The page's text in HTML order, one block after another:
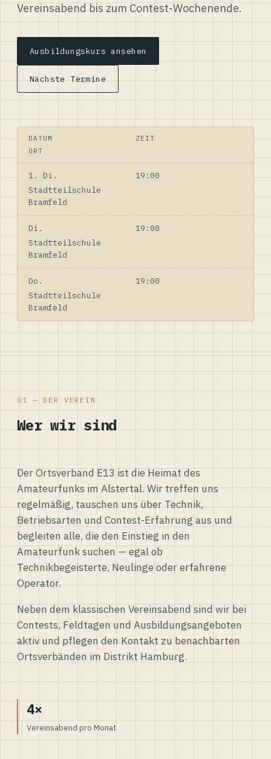
Vereinsabend bis zum Contest-Wochenende.
Ausbildungskurs ansehen
Nächste Termine
DATUM
ZEIT
ORT
1. Di.
19:00
Stadtteilschule
Bramfeld
Di.
19:00
Stadtteilschule
Bramfeld
Do.
19:00
Stadtteilschule
Bramfeld
01 — DER VEREIN
Wer wir sind
Der Ortsverband E13 ist die Heimat des
Amateurfunks im Alstertal. Wir treffen uns
regelmäßig, tauschen uns über Technik,
Betriebsarten und Contest-Erfahrung aus und
begleiten alle, die den Einstieg in den
Amateurfunk suchen — egal ob
Technikbegeisterte, Neulinge oder erfahrene
Operator.
Neben dem klassischen Vereinsabend sind wir bei
Contests, Feldtagen und Ausbildungsangeboten
aktiv und pflegen den Kontakt zu benachbarten
Ortsverbänden im Distrikt Hamburg.
4×
Vereinsabend pro Monat